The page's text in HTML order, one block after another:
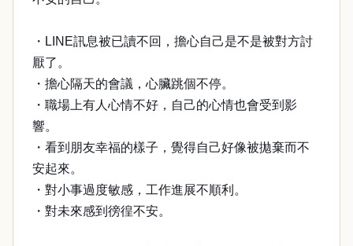
・LINE訊息被已讀不回，擔心自己是不是被對方討
厭了。
・擔心隔天的會議，心臟跳個不停。
・職場上有人心情不好，自己的心情也會受到影
響。
・看到朋友幸福的樣子，覺得自己好像被拋棄而不
安起來。
・對小事過度敏感，工作進展不順利。
・對未來感到徬徨不安。